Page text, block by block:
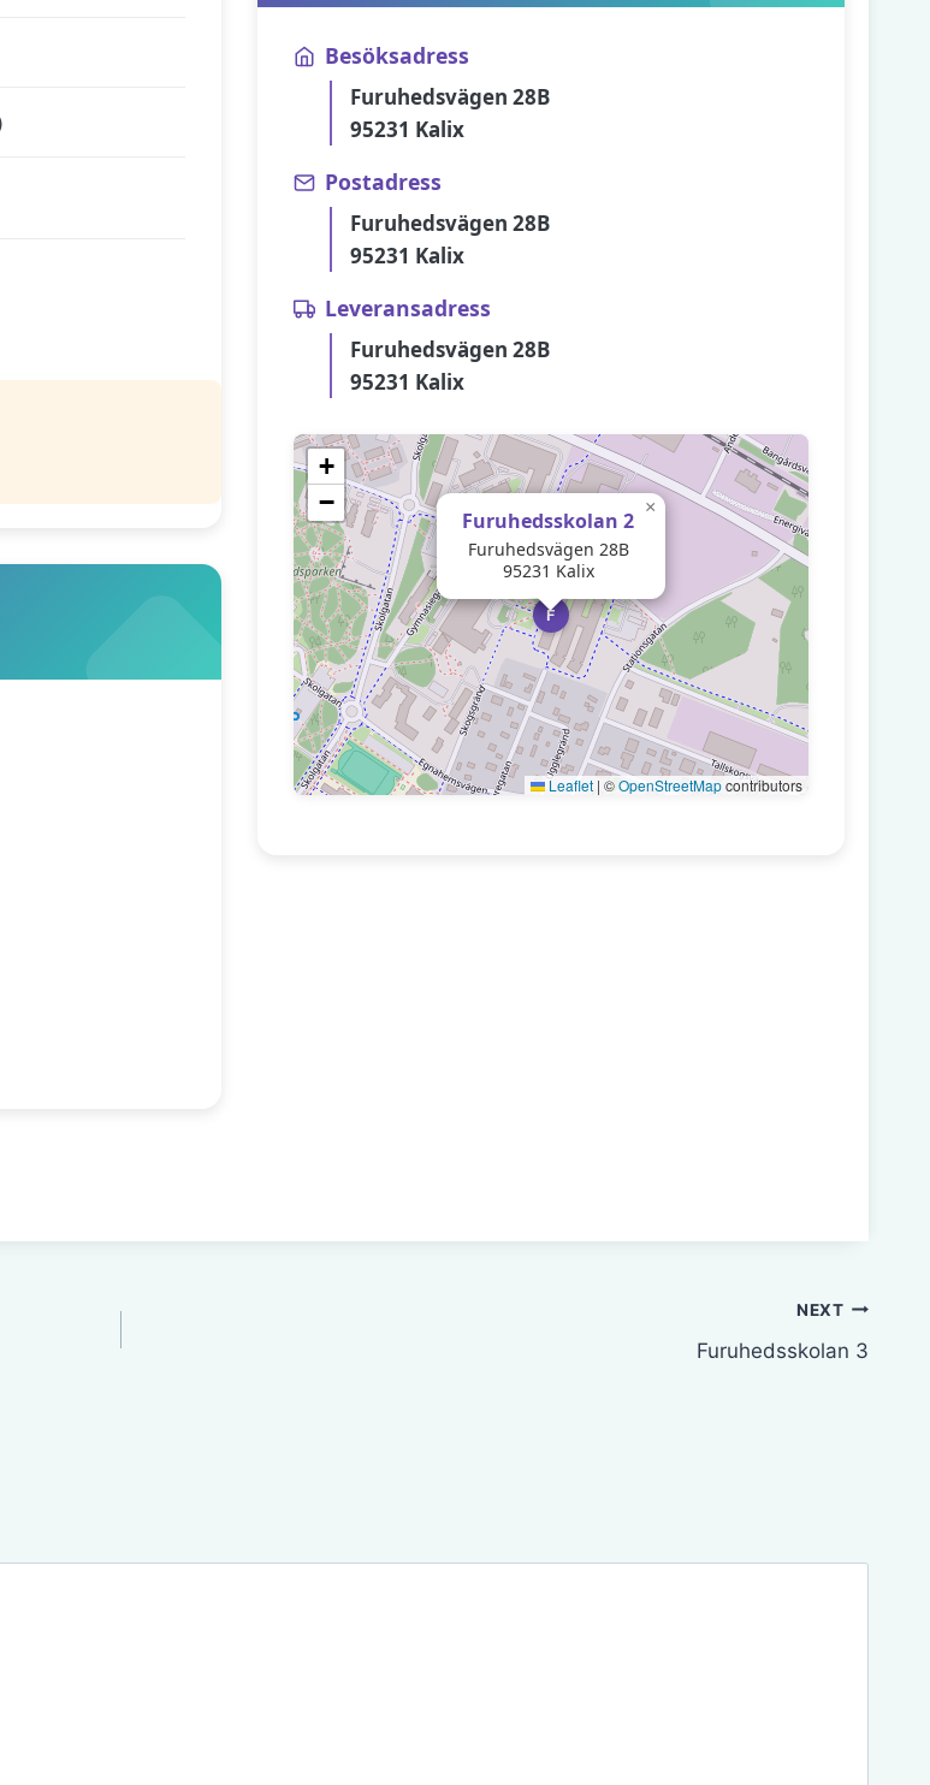
Besöksadress
Furuhedsvägen 28B
95231 Kalix
Postadress
Furuhedsvägen 28B
95231 Kalix
Leveransadress
Furuhedsvägen 28B
95231 Kalix
F
Furuhedsskolan 2
Furuhedsvägen 28B
95231 Kalix
×
+
−
Leaflet | ©OpenStreetMapcontributors
NEXT
Furuhedsskolan 3